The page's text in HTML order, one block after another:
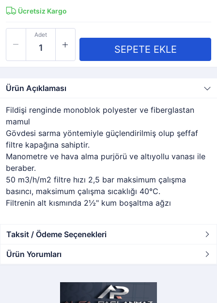
Ücretsiz Kargo
Adet
Ürün Açıklaması
Fildişi renginde monoblok polyester ve fiberglastan
mamul
Gövdesi sarma yöntemiyle güçlendirilmiş olup şeffaf
filtre kapağına sahiptir.
Manometre ve hava alma purjörü ve altıyollu vanası ile
beraber.
50 m3/h/m2 filtre hızı 2,5 bar maksimum çalışma
basıncı, maksimum çalışma sıcaklığı 40°C.
Filtrenin alt kısmında 2½" kum boşaltma ağzı
Taksit / Ödeme Seçenekleri
Ürün Yorumları